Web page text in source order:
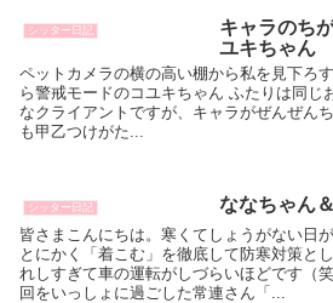
シッター日記
キャラのち
ユキちゃん
ペットカメラの横の高い棚から私を見下ろ
ら警戒モードのコユキちゃん ふたりは同じ
なクライアントですが、キャラがぜんぜん
も甲乙つけがた...
シッター日記 ななちゃん
皆さまこんにちは。寒くてしょうがない日
とにかく「着こむ」を徹底して防寒対策と
れしすぎて車の運転がしづらいほどです（
回をいっしょに過ごした常連さん「...